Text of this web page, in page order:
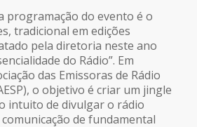
programação do evento é o
tradicional em edições
pela diretoria neste ano
do Rádio”. Em
das Emissoras de Rádio
o objetivo é criar um jingle
intuito de divulgar o rádio
de fundamental